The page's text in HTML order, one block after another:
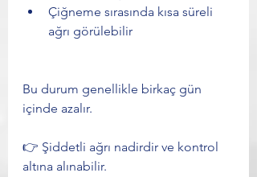
Çiğneme sırasında kısa süreli
ağrı görülebilir
Bu durum genellikle birkaç gün
içinde azalır.
👉 Şiddetli ağrı nadirdir ve kontrol
altına alınabilir.